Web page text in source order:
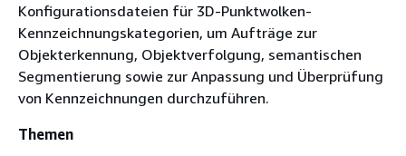
Konfigurationsdateien für 3D-Punktwolken-
Kennzeichnungskategorien, um Aufträge zur
Objekterkennung, Objektverfolgung, semantischen
Segmentierung sowie zur Anpassung und Überprüfung
von Kennzeichnungen durchzuführen.
Themen